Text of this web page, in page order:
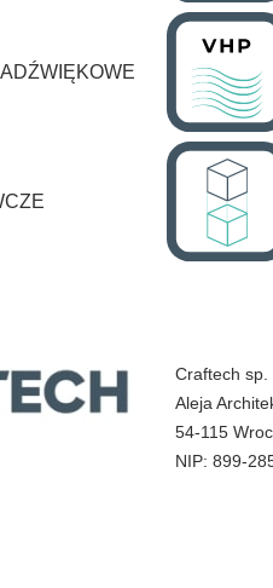
Craftech sp.
Aleja
54-115
NIP: 899-